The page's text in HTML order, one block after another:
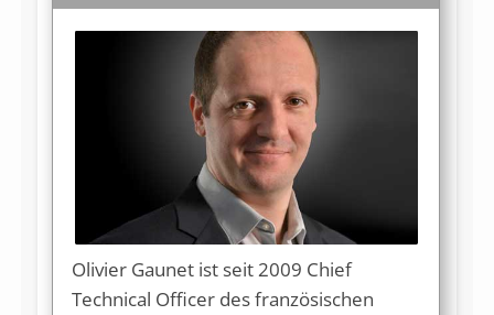
Olivier Gaunet ist seit 2009 Chief
Technical Officer des französischen